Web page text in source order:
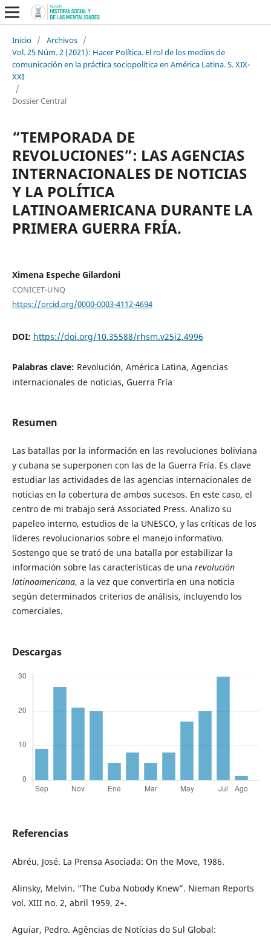
Inicio / Archivos /
Vol. 25 Núm. 2 (2021): Hacer Política. El rol de los medios de
comunicación en la práctica sociopolítica en América Latina. S. XIX-
XXI
/
Dossier Central
“TEMPORADA DE
REVOLUCIONES”: LAS AGENCIAS
INTERNACIONALES DE NOTICIAS
Y LA POLÍTICA
LATINOAMERICANA DURANTE LA
PRIMERA GUERRA FRÍA.
Ximena Espeche Gilardoni
CONICET-UNQ
https://orcid.org/0000-0003-4112-4694
DOI: https://doi.org/10.35588/rhsm.v25i2.4996
Palabras clave: Revolución, América Latina, Agencias
internacionales de noticias, Guerra Fría
Resumen
Las batallas por la información en las revoluciones boliviana
y cubana se superponen con las de la Guerra Fría. Es clave
estudiar las actividades de las agencias internacionales de
noticias en la cobertura de ambos sucesos. En este caso, el
centro de mi trabajo será Associated Press. Analizo su
papeleo interno, estudios de la UNESCO, y las críticas de los
líderes revolucionarios sobre el manejo informativo.
Sostengo que se trató de una batalla por estabilizar la
información sobre las características de una revolución
latinoamericana, a la vez que convertirla en una noticia
según determinados criterios de análisis, incluyendo los
comerciales.
Descargas
Referencias
Abréu, José. La Prensa Asociada: On the Move, 1986.
Alinsky, Melvin. “The Cuba Nobody Knew”. Nieman Reports
vol. XIII no. 2, abril 1959, 2+.
Aguiar, Pedro. Agências de Notícias do Sul Global: